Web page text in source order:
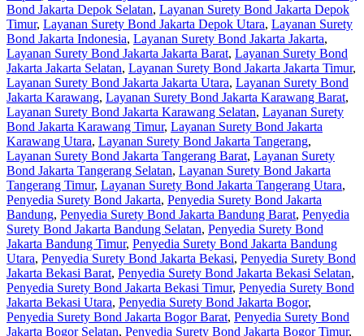
Bond Jakarta Depok Selatan, Layanan Surety Bond Jakarta Depok
Timur, Layanan Surety Bond Jakarta Depok Utara, Layanan Surety
Bond Jakarta Indonesia, Layanan Surety Bond Jakarta Jakarta,
Layanan Surety Bond Jakarta Jakarta Barat, Layanan Surety Bond
Jakarta Jakarta Selatan, Layanan Surety Bond Jakarta Jakarta Timur,
Layanan Surety Bond Jakarta Jakarta Utara, Layanan Surety Bond
Jakarta Karawang, Layanan Surety Bond Jakarta Karawang Barat,
Layanan Surety Bond Jakarta Karawang Selatan, Layanan Surety
Bond Jakarta Karawang Timur, Layanan Surety Bond Jakarta
Karawang Utara, Layanan Surety Bond Jakarta Tangerang,
Layanan Surety Bond Jakarta Tangerang Barat, Layanan Surety
Bond Jakarta Tangerang Selatan, Layanan Surety Bond Jakarta
Tangerang Timur, Layanan Surety Bond Jakarta Tangerang Utara,
Penyedia Surety Bond Jakarta, Penyedia Surety Bond Jakarta
Bandung, Penyedia Surety Bond Jakarta Bandung Barat, Penyedia
Surety Bond Jakarta Bandung Selatan, Penyedia Surety Bond
Jakarta Bandung Timur, Penyedia Surety Bond Jakarta Bandung
Utara, Penyedia Surety Bond Jakarta Bekasi, Penyedia Surety Bond
Jakarta Bekasi Barat, Penyedia Surety Bond Jakarta Bekasi Selatan,
Penyedia Surety Bond Jakarta Bekasi Timur, Penyedia Surety Bond
Jakarta Bekasi Utara, Penyedia Surety Bond Jakarta Bogor,
Penyedia Surety Bond Jakarta Bogor Barat, Penyedia Surety Bond
Jakarta Bogor Selatan, Penyedia Surety Bond Jakarta Bogor Timur,